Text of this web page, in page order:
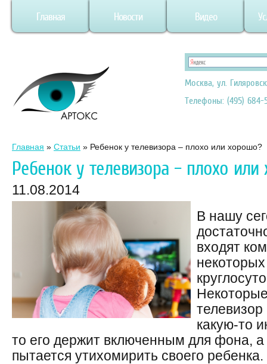
Главная Новости Видео
Москва, ул.
Телефоны: (495) 684-
Главная » Статьи » Ребенок у телевизора – плохо или хорошо?
Ребенок у телевизора – плохо
11.08.2014
В нашу
входят
какую-то
то его держит включенным для фона, а
пытается утихомирить своего ребенка.